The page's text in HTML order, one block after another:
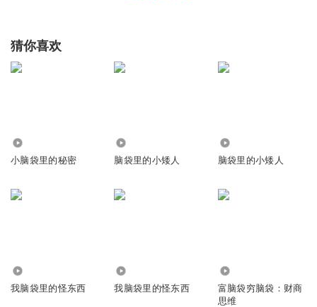
http://pinyin.cn/e274461 r#查看表情,点击l#
http://pinyin.cn/e274461 r#查看表情,点击l#
回复 @
萱纸格子
猜你喜欢
小脑袋里的秘密 脑袋里的小矮人 脑袋里的小矮人
我脑袋里的怪东西 我脑袋里的怪东西
富脑袋穷脑袋：财商
思维